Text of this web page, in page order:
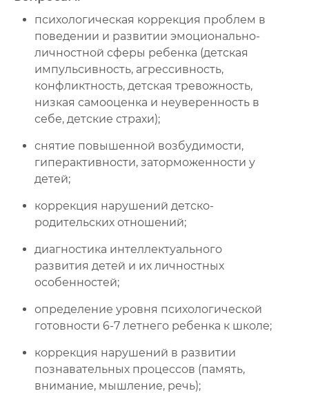
психологическая коррекция проблем в
поведении и развитии эмоционально-
личностной сферы ребенка (детская
импульсивность, агрессивность,
конфликтность, детская тревожность,
низкая самооценка и неуверенность в
себе, детские страхи);
снятие повышенной возбудимости,
гиперактивности, заторможенности у
детей;
коррекция нарушений детско-
родительских отношений;
диагностика интеллектуального
развития детей и их личностных
особенностей;
определение уровня психологической
готовности 6-7 летнего ребенка к школе;
коррекция нарушений в развитии
познавательных процессов (память,
внимание, мышление, речь);